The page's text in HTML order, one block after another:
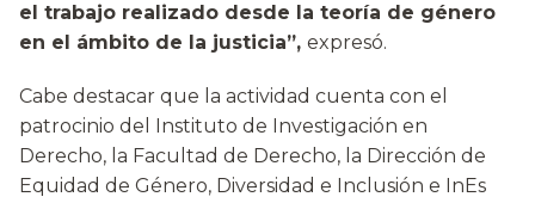
el trabajo realizado desde la teoría de género
en el ámbito de la justicia”, expresó.
Cabe destacar que la actividad cuenta con el
patrocinio del Instituto de Investigación en
Derecho, la Facultad de Derecho, la Dirección de
Equidad de Género, Diversidad e Inclusión e InEs